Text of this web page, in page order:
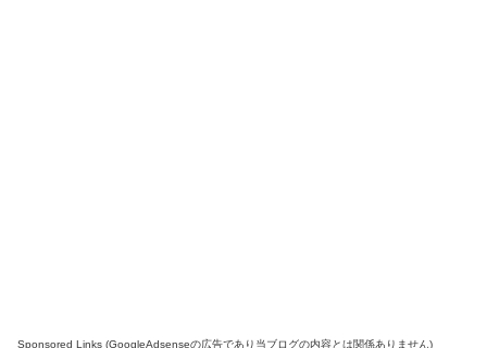
Sponsored Links (GoogleAdsenseの広告であり当ブログの内容とは関係ありません)